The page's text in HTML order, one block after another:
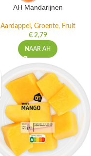
AH Mandarijnen
Aardappel, Groente, Fruit
€2,79
NAAR AH